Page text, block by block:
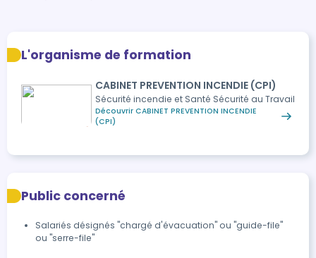
L'organisme de formation
CABINET PREVENTION INCENDIE (CPI)
Sécurité incendie et Santé Sécurité au Travail
Découvrir CABINET PREVENTION INCENDIE
(CPI)
Public concerné
Salariés désignés "chargé d'évacuation" ou "guide-file"
ou "serre-file"